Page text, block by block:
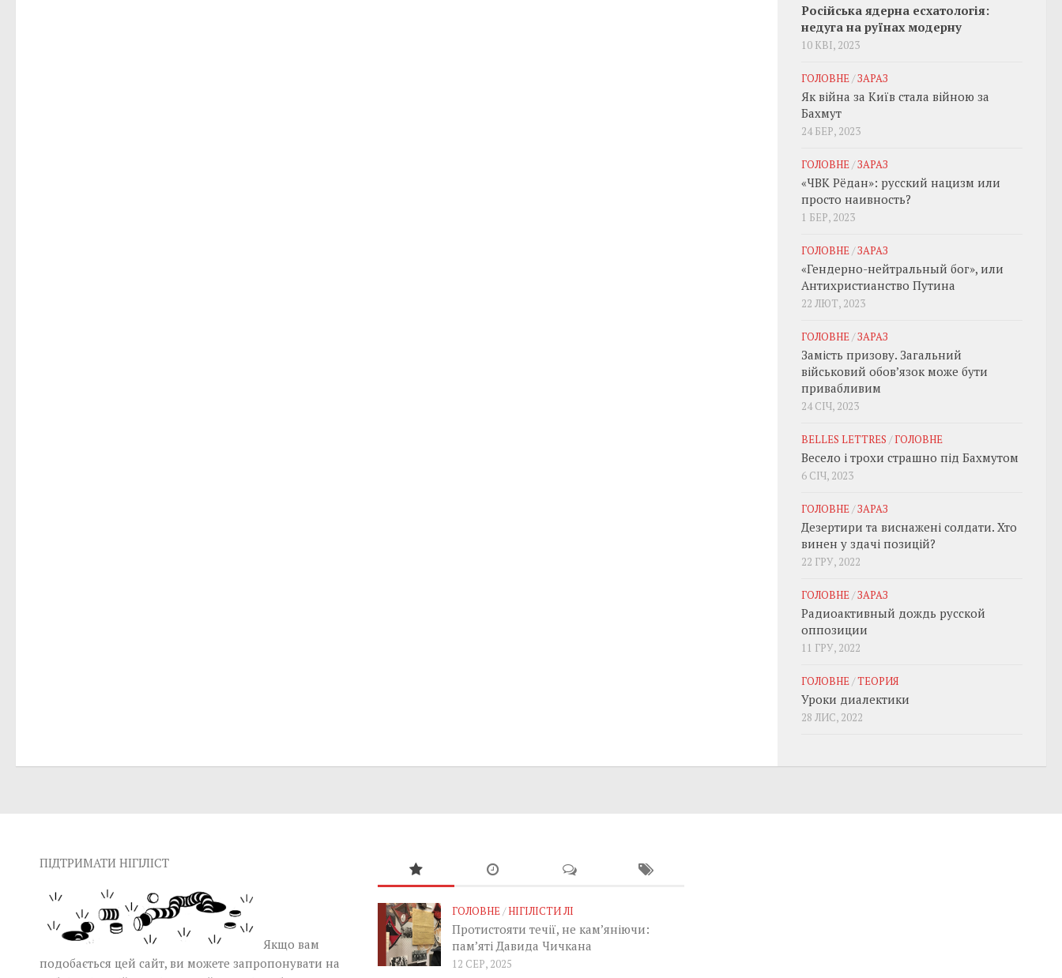
Російська ядерна есхатологія:
недуга на руїнах модерну
10 КВІ, 2023
ГОЛОВНЕ/ЗАРАЗ
Як війна за Київ стала війною за
Бахмут
24 БЕР, 2023
ГОЛОВНЕ/ЗАРАЗ
«ЧВК Рёдан»: русский нацизм или
просто наивность?
1 БЕР, 2023
ГОЛОВНЕ/ЗАРАЗ
«Гендерно-нейтральный бог», или
Антихристианство Путина
22 ЛЮТ, 2023
ГОЛОВНЕ/ЗАРАЗ
Замість призову. Загальний
військовий обовʼязок може бути
привабливим
24 СІЧ, 2023
BELLES LETTRES /ГОЛОВНЕ
Весело і трохи страшно під Бахмутом
6 СІЧ, 2023
ГОЛОВНЕ/ЗАРАЗ
Дезертири та виснажені солдати. Хто
винен у здачі позицій?
22 ГРУ, 2022
ГОЛОВНЕ/ЗАРАЗ
Радиоактивный дождь русской
оппозиции
11 ГРУ, 2022
ГОЛОВНЕ/ТЕОРИЯ
Уроки диалектики
28 ЛИС, 2022
ПІДТРИМАТИ НІГІЛІСТ
Якщо вам
подобається цей сайт, ви можете запропонувати на
ГОЛОВНЕ/НІГІЛІСТИ ЛІ
Протистояти течії, не кам’яніючи:
пам’яті Давида Чичкана
12 СЕР, 2025